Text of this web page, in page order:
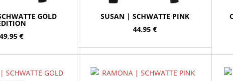
GOLD
49,95 €
SUSAN | SCHWATTE PINK
44,95 €